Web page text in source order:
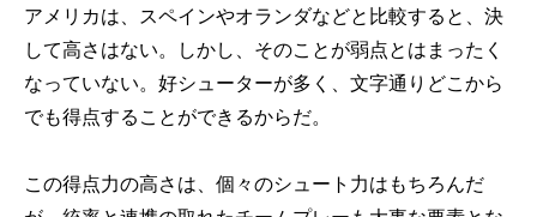
アメリカは、スペインやオランダなどと比較すると、決
して高さはない。しかし、そのことが弱点とはまったく
なっていない。好シューターが多く、文字通りどこから
でも得点することができるからだ。
この得点力の高さは、個々のシュート力はもちろんだ